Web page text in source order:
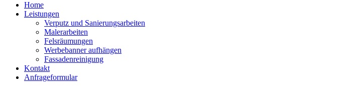
Home
Leistungen
Verputz und Sanierungsarbeiten
Malerarbeiten
Felsräumungen
Werbebanner aufhängen
Fassadenreinigung
Kontakt
Anfrageformular